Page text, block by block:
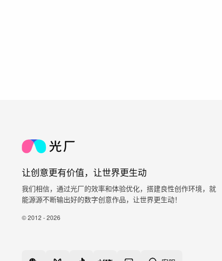
让创意更有价值，让世界更生动
我们相信，通过光厂的效率和体验优化，搭建良性创作环境，就
能源源不断输出好的数字创意作品，让世界更生动！
© 2012 - 2026